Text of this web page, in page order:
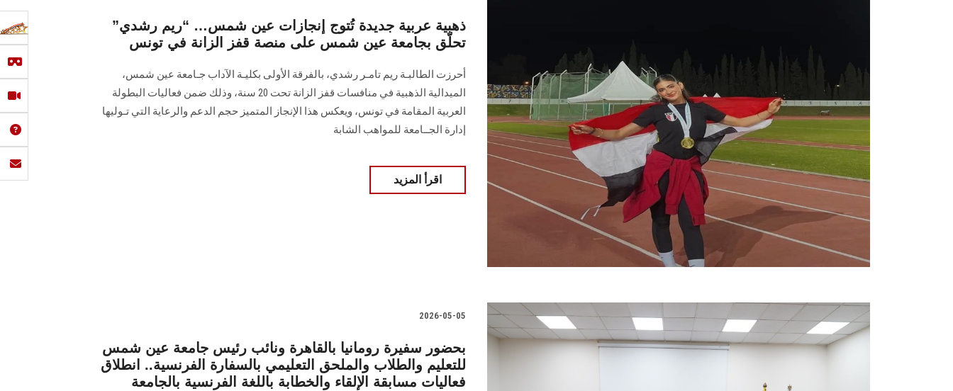
ذهبية عربية جديدة تُتوج إنجازات عين شمس… “ريم رشدي”
تحلّق بجامعة عين شمس على منصة قفز الزانة في تونس
أحرزت الطالبـة ريم تامـر رشدي، بالفرقة الأولى بكليـة الآداب جـامعة عين شمس،
الميدالية الذهبية في منافسات قفز الزانة تحت 20 سنة، وذلك ضمن فعاليات البطولة
العربية المقامة في تونس، ويعكس هذا الإنجاز المتميز حجم الدعم والرعاية التي تـوليها
إدارة الجــامعة للمواهب الشابة
اقرأ المزيد
2026-05-05
بحضور سفيرة رومانيا بالقاهرة ونائب رئيس جامعة عين شمس
للتعليم والطلاب والملحق التعليمي بالسفارة الفرنسية.. انطلاق
فعاليات مسابقة الإلقاء والخطابة باللغة الفرنسية بالجامعة